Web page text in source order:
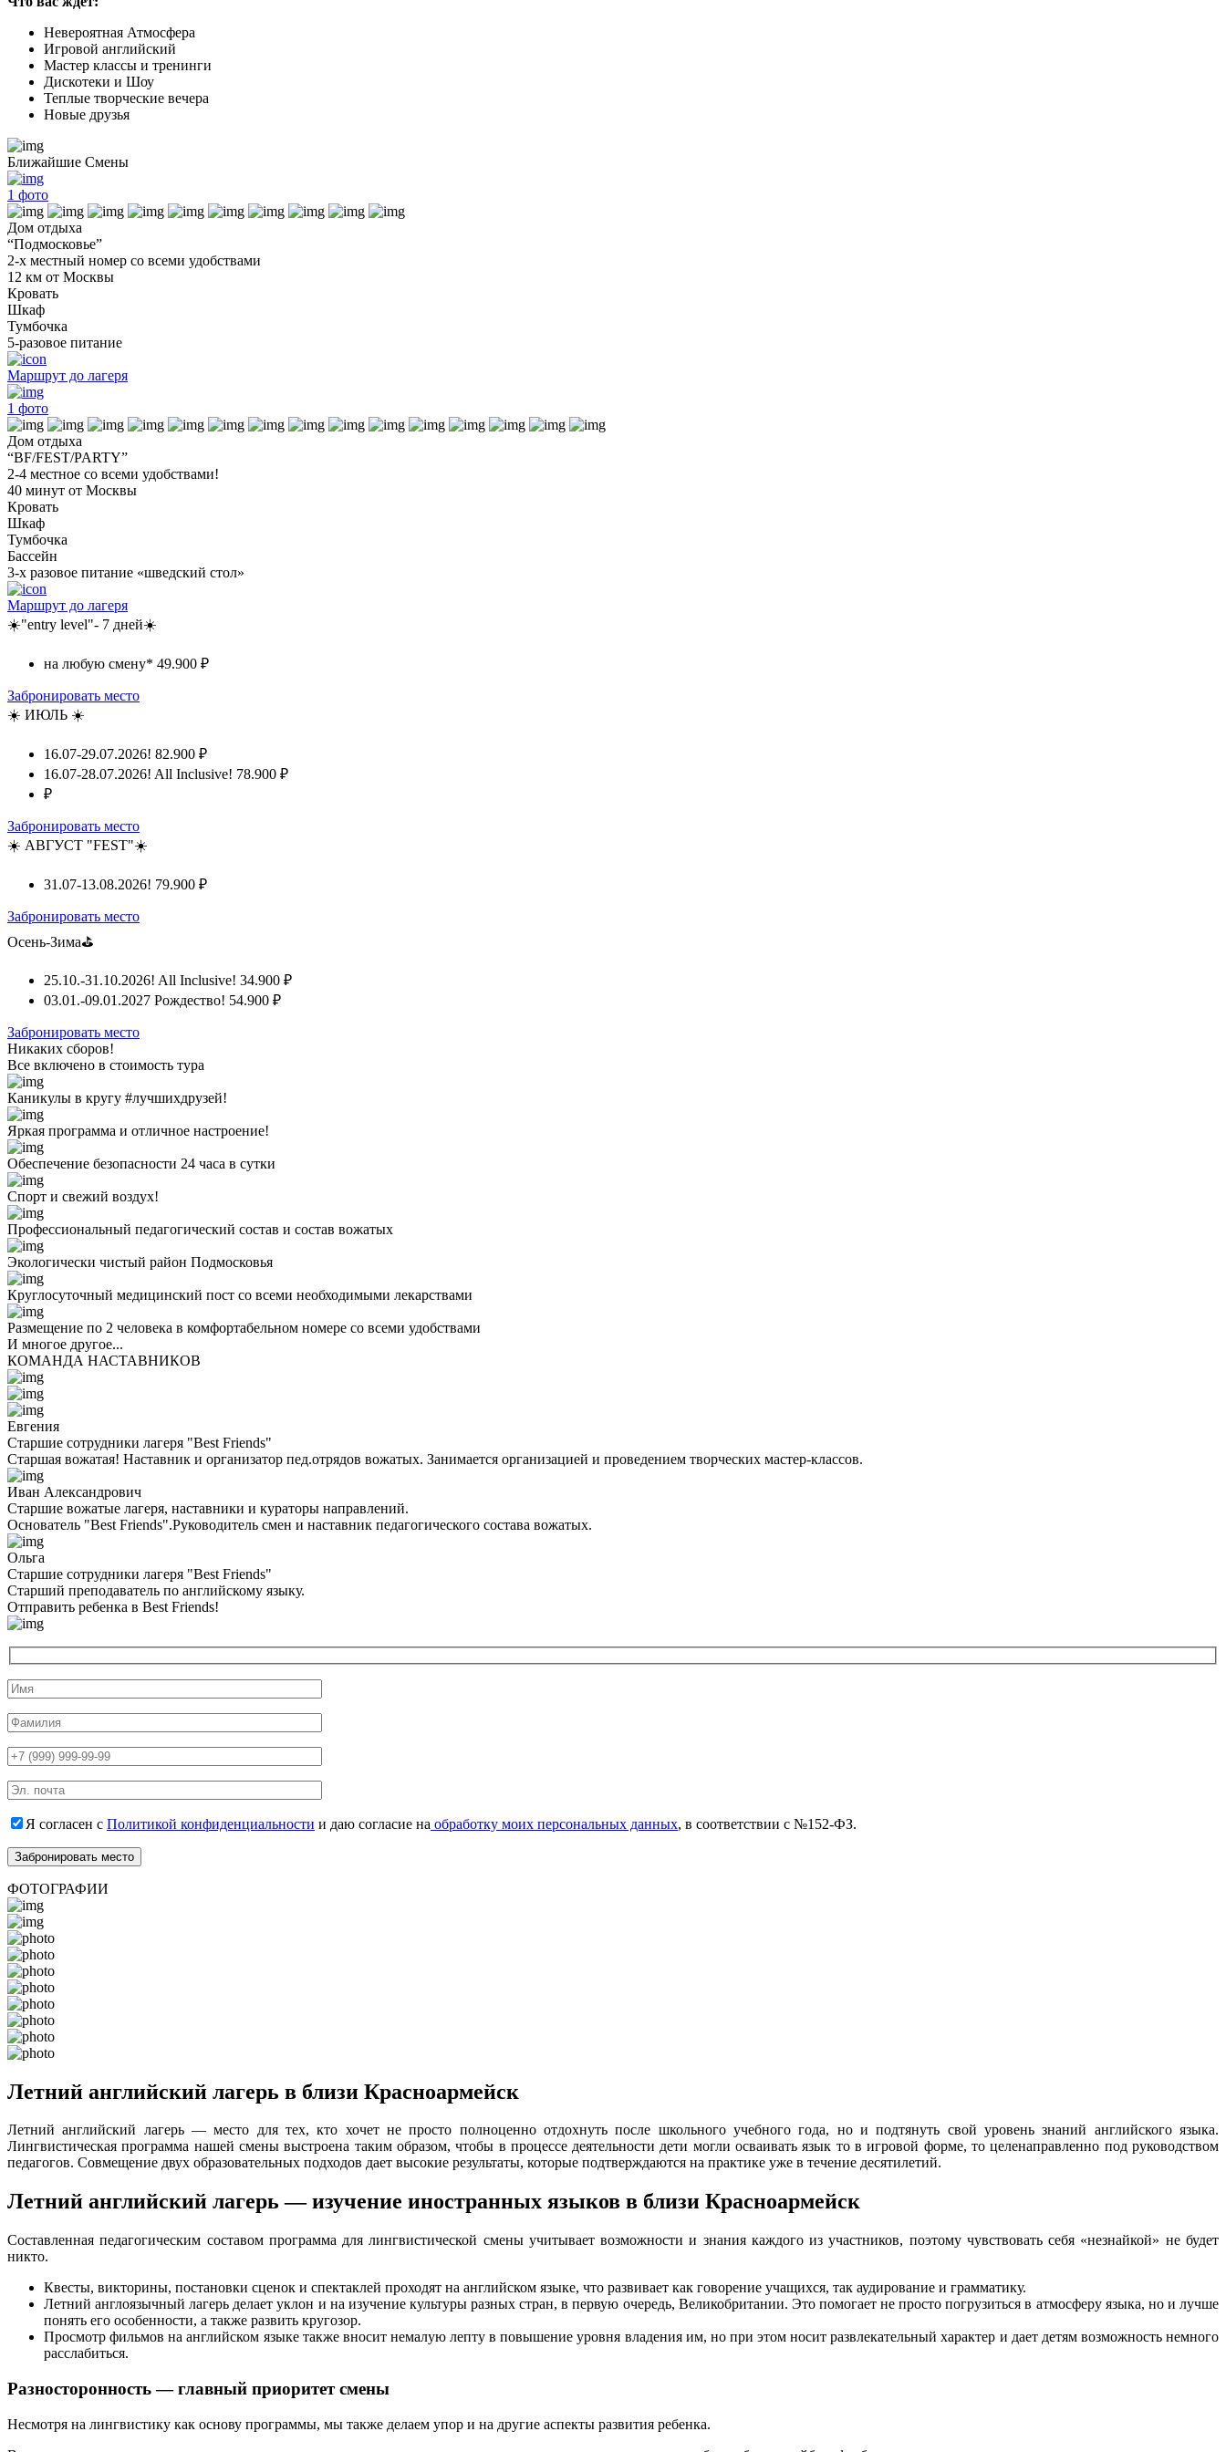
Невероятная Атмосфера
Игровой английский
Мастер классы и тренинги
Дискотеки и Шоу
Теплые творческие вечера
Новые друзья
Ближайшие Смены
1 фото
Дом отдыха
“Подмосковье”
2-х местный номер со всеми удобствами
12 км от Москвы
Кровать
Шкаф
Тумбочка
5-разовое питание
Маршрут до лагеря
1 фото
Дом отдыха
“BF/FEST/PARTY”
2-4 местное со всеми удобствами!
40 минут от Москвы
Кровать
Шкаф
Тумбочка
Бассейн
3-х разовое питание «шведский стол»
Маршрут до лагеря
☀️"entry level"- 7 дней☀️
на любую смену* 49.900 ₽
Забронировать место
☀️ ИЮЛЬ ☀️
16.07-29.07.2026! 82.900 ₽
16.07-28.07.2026! All Inclusive! 78.900 ₽
₽
Забронировать место
☀️ АВГУСТ "FEST"☀️
31.07-13.08.2026! 79.900 ₽
Забронировать место
Осень-Зима⛳
25.10.-31.10.2026! All Inclusive! 34.900 ₽
03.01.-09.01.2027 Рождество! 54.900 ₽
Забронировать место
Никаких сборов!
Все включено в стоимость тура
Каникулы в кругу #лучшихдрузей!
Яркая программа и отличное настроение!
Обеспечение безопасности 24 часа в сутки
Спорт и свежий воздух!
Профессиональный педагогический состав и состав вожатых
Экологически чистый район Подмосковья
Круглосуточный медицинский пост со всеми необходимыми лекарствами
Размещение по 2 человека в комфортабельном номере со всеми удобствами
И многое другое...
КОМАНДА НАСТАВНИКОВ
Евгения
Старшие сотрудники лагеря "Best Friends"
Старшая вожатая! Наставник и организатор пед.отрядов вожатых. Занимается организацией и проведением творческих мастер-классов.
Иван Александрович
Старшие вожатые лагеря, наставники и кураторы направлений.
Основатель "Best Friends".Руководитель смен и наставник педагогического состава вожатых.
Ольга
Старшие сотрудники лагеря "Best Friends"
Cтарший преподаватель по английскому языку.
Отправить ребенка в Best Friends!
Я согласен с Политикой конфиденциальности и даю согласие на обработку моих персональных данных, в соответствии с №152-ФЗ.
ФОТОГРАФИИ
Летний английский лагерь в близи Красноармейск
Летний английский лагерь — место для тех, кто хочет не просто полноценно отдохнуть после школьного учебного года, но и подтянуть свой уровень знаний английского языка.
Лингвистическая программа нашей смены выстроена таким образом, чтобы в процессе деятельности дети могли осваивать язык то в игровой форме, то целенаправленно под руководством
педагогов. Совмещение двух образовательных подходов дает высокие результаты, которые подтверждаются на практике уже в течение десятилетий.
Летний английский лагерь — изучение иностранных языков в близи Красноармейск
Составленная педагогическим составом программа для лингвистической смены учитывает возможности и знания каждого из участников, поэтому чувствовать себя «незнайкой» не будет
никто.
Квесты, викторины, постановки сценок и спектаклей проходят на английском языке, что развивает как говорение учащихся, так аудирование и грамматику.
Летний англоязычный лагерь делает уклон и на изучение культуры разных стран, в первую очередь, Великобритании. Это помогает не просто погрузиться в атмосферу языка, но и лучше
понять его особенности, а также развить кругозор.
Просмотр фильмов на английском языке также вносит немалую лепту в повышение уровня владения им, но при этом носит развлекательный характер и дает детям возможность немного
расслабиться.
Разносторонность — главный приоритет смены
Несмотря на лингвистику как основу программы, мы также делаем упор и на другие аспекты развития ребенка.